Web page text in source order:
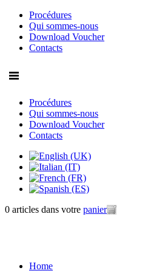
Procédures
Qui sommes-nous
Download Voucher
Contacts
Procédures
Qui sommes-nous
Download Voucher
Contacts
0 articles dans votre panier
Home